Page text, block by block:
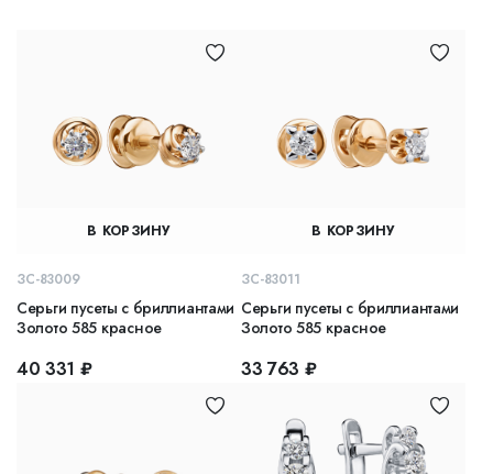
В КОРЗИНУ
ЗС-83009
Серьги пусеты с бриллиантами
Золото 585 красное
40 331 ₽
В КОРЗИНУ
ЗС-83011
Серьги пусеты с бриллиантами
Золото 585 красное
33 763 ₽